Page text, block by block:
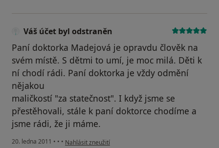
Váš účet byl odstraněn
Paní doktorka Madejová je opravdu člověk na
svém místě. S dětmi to umí, je moc milá. Děti k
ní chodí rádi. Paní doktorka je vždy odmění
nějakou
maličkostí "za statečnost". I když jsme se
přestěhovali, stále k paní doktorce chodíme a
jsme rádi, že ji máme.
20. ledna 2011 • • • podle názoru uživatele Váš účet byl odstraněn
Nahlásit zneužití